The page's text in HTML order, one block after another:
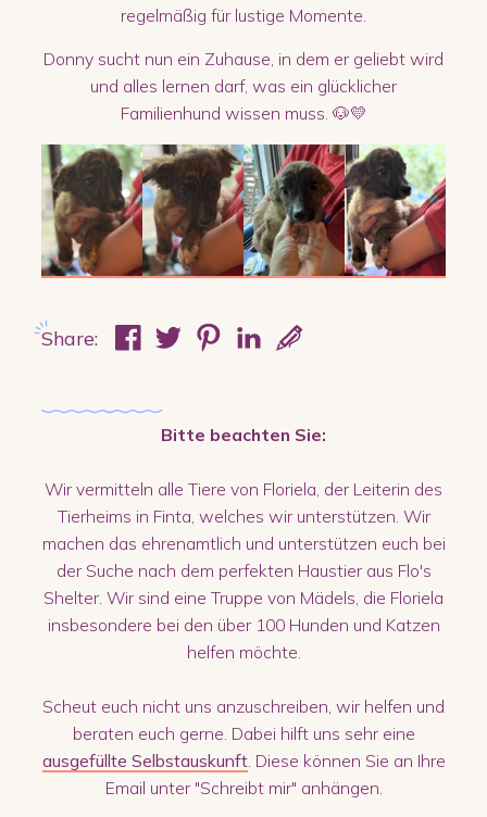
regelmäßig für lustige Momente.
Donny sucht nun ein Zuhause, in dem er geliebt wird
und alles lernen darf, was ein glücklicher
Familienhund wissen muss. 🐶💛
Share:
Bitte beachten Sie:
Wir vermitteln alle Tiere von Floriela, der Leiterin des
Tierheims in Finta, welches wir unterstützen. Wir
machen das ehrenamtlich und unterstützen euch bei
der Suche nach dem perfekten Haustier aus Flo's
Shelter. Wir sind eine Truppe von Mädels, die Floriela
insbesondere bei den über 100 Hunden und Katzen
helfen möchte.
Scheut euch nicht uns anzuschreiben, wir helfen und
beraten euch gerne. Dabei hilft uns sehr eine
ausgefüllte Selbstauskunft. Diese können Sie an Ihre
Email unter "Schreibt mir" anhängen.